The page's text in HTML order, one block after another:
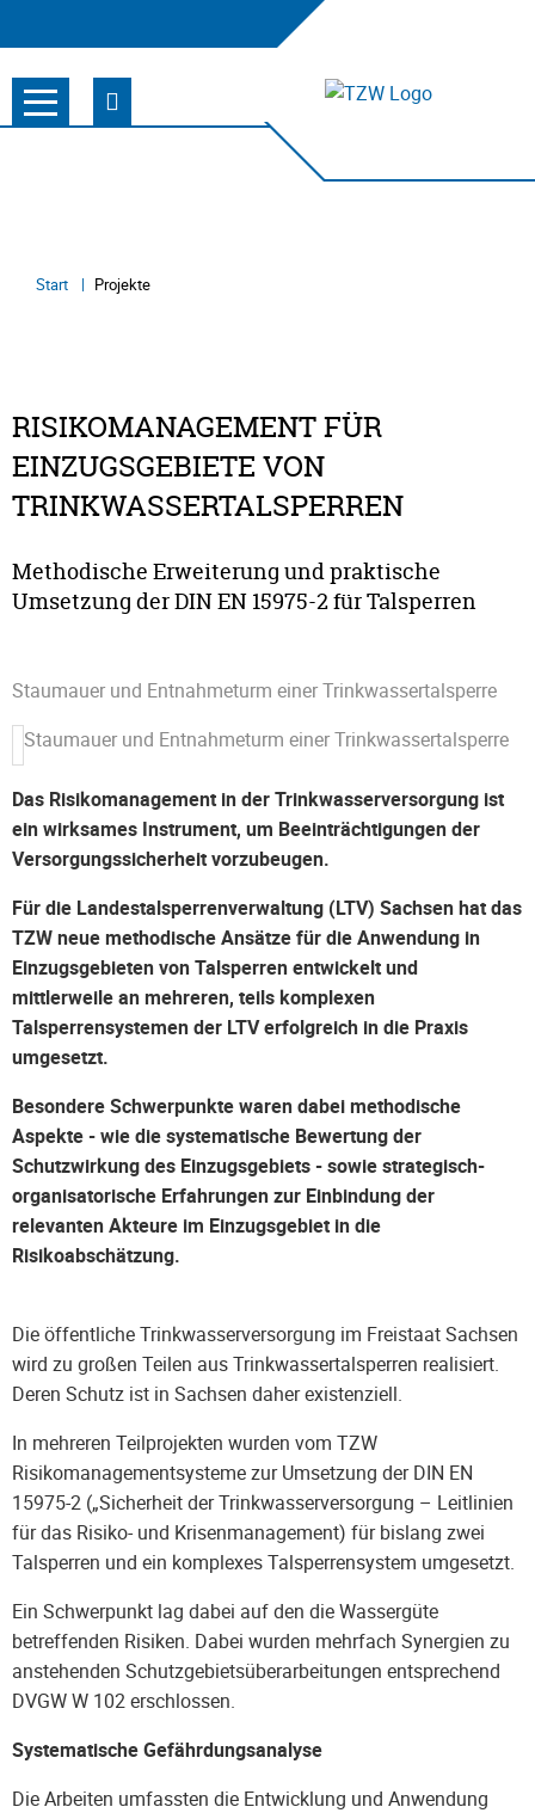
Start Projekte
RISIKOMANAGEMENT FÜR
EINZUGSGEBIETE VON
TRINKWASSERTALSPERREN
Methodische Erweiterung und praktische
Umsetzung der DIN EN 15975-2 für Talsperren
Staumauer und Entnahmeturm einer Trinkwassertalsperre
Staumauer und Entnahmeturm einer Trinkwassertalsperre
Das Risikomanagement in der Trinkwasserversorgung ist
ein wirksames Instrument, um Beeinträchtigungen der
Versorgungssicherheit vorzubeugen.
Für die Landestalsperrenverwaltung (LTV) Sachsen hat das
TZW neue methodische Ansätze für die Anwendung in
Einzugsgebieten von Talsperren entwickelt und
mittlerweile an mehreren, teils komplexen
Talsperrensystemen der LTV erfolgreich in die Praxis
umgesetzt.
Besondere Schwerpunkte waren dabei methodische
Aspekte - wie die systematische Bewertung der
Schutzwirkung des Einzugsgebiets - sowie strategisch-
organisatorische Erfahrungen zur Einbindung der
relevanten Akteure im Einzugsgebiet in die
Risikoabschätzung.
Die öffentliche Trinkwasserversorgung im Freistaat Sachsen
wird zu großen Teilen aus Trinkwassertalsperren realisiert.
Deren Schutz ist in Sachsen daher existenziell.
In mehreren Teilprojekten wurden vom TZW
Risikomanagementsysteme zur Umsetzung der DIN EN
15975-2 („Sicherheit der Trinkwasserversorgung – Leitlinien
für das Risiko- und Krisenmanagement) für bislang zwei
Talsperren und ein komplexes Talsperrensystem umgesetzt.
Ein Schwerpunkt lag dabei auf den die Wassergüte
betreffenden Risiken. Dabei wurden mehrfach Synergien zu
anstehenden Schutzgebietsüberarbeitungen entsprechend
DVGW W 102 erschlossen.
Systematische Gefährdungsanalyse
Die Arbeiten umfassten die Entwicklung und Anwendung